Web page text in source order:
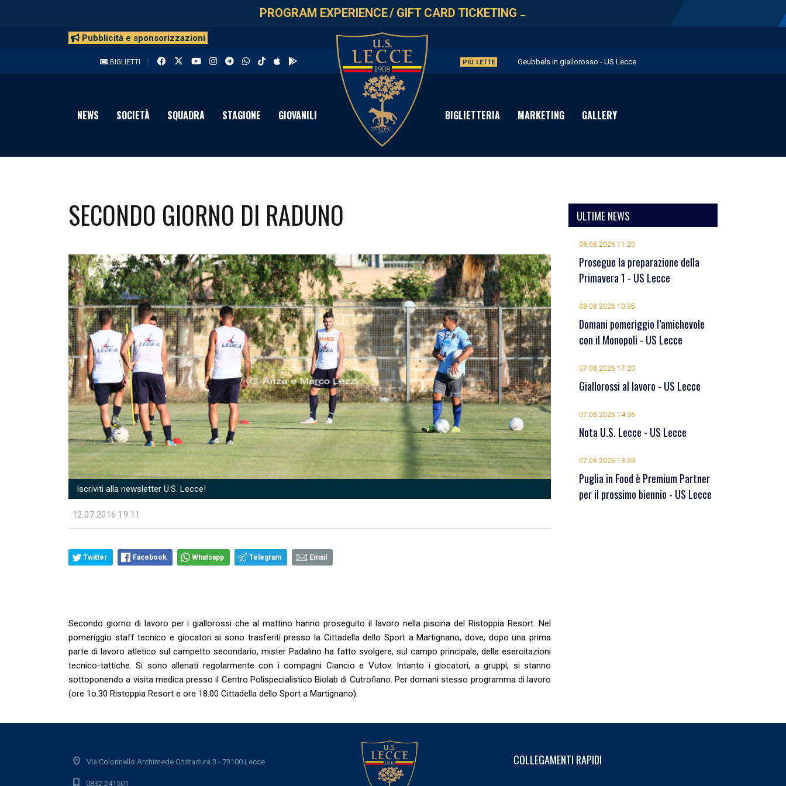
PROGRAM EXPERIENCE/ GIFT CARD TICKETING →
Pubblicità e sponsorizzazioni
BIGLIETTI PIÙ LETTE Geubbels in giallorosso - US Lecce
Aratravel è Premium Partner per la stagione 2026/27 - US Lecce
Primavera 1: Flies in giallorosso - US Lecce
NEWS SOCIETÀ SQUADRA STAGIONE GIOVANILI BIGLIETTERIA MARKETING GALLERY
SECONDO GIORNO DI RADUNO
Iscriviti alla newsletter U.S. Lecce!
12.07.2016 19:11
Twitter Facebook Whatsapp Telegram Email
Secondo giorno di lavoro per i giallorossi che al mattino hanno proseguito il lavoro nella piscina del Ristoppia Resort. Nel
pomeriggio staff tecnico e giocatori si sono trasferiti presso la Cittadella dello Sport a Martignano, dove, dopo una prima
parte di lavoro atletico sul campetto secondario, mister Padalino ha fatto svolgere, sul campo principale, delle esercitazioni
tecnico-tattiche. Si sono allenati regolarmente con i compagni Ciancio e Vutov. Intanto i giocatori, a gruppi, si stanno
sottoponendo a visita medica presso il Centro Polispecialistico Biolab di Cutrofiano. Per domani stesso programma di lavoro
(ore 1o.30 Ristoppia Resort e ore 18.00 Cittadella dello Sport a Martignano).
ULTIME NEWS
08.08.2026 11:20
Prosegue la preparazione della
Primavera 1 - US Lecce
08.08.2026 10:35
Domani pomeriggio l’amichevole
con il Monopoli - US Lecce
07.08.2026 17:20
Giallorossi al lavoro - US Lecce
07.08.2026 14:36
Nota U.S. Lecce - US Lecce
07.08.2026 13:39
Puglia in Food è Premium Partner
per il prossimo biennio - US Lecce
Via Colonnello Archimede Costadura 3 - 73100 Lecce
0832.241501
COLLEGAMENTI RAPIDI